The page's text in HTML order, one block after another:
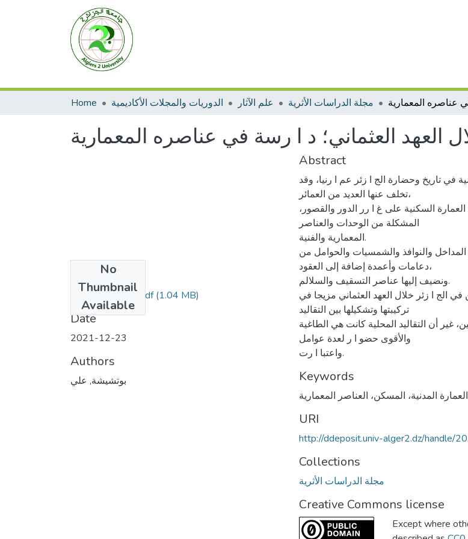
Home الدوريات والمجلات الأكاديمية علم الآثار مجلة الدراسات الأثرية
العهد العثماني؛ د ا رسة في عناصره المعماریة
No
Thumbnail
Available
Vol19_Num1_6.pdf(1.04 MB)
Date
2021-12-23
Authors
بوتشيشة, علي
Abstract
في تاریخ وحضارة الج ا زئر عم ا رنیا، وقد
تخلف عنها العدید من العمائر،
السكنیة على غ ا رر الدور والقصور،
المشكلة من الوحدات والعناصر
المعماریة والفنیة.
والنوافذ والشمسیات والحوامل من
دعامات وأعمدة إضافة إلى العقود،
ونضیف إلیها عناصر التسقیف والسلالم.
الج ا زئر خلال العهد العثماني مزیجا في
تركیبتها وتشكیلها بین التقالید
غیر أن التقالید المحلیة كانت هي الطاغیة
والأقوى حضو ا ر لعدة عوامل
واعتبا ا رت.
Keywords
URI
http://ddeposit.univ-alger2.dz/handle/
Collections
مجلة الدراسات الأثرية
Creative Commons license
Except where